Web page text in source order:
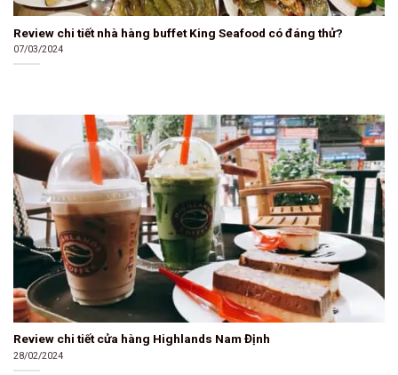
Review chi tiết nhà hàng buffet King Seafood có đáng thử?
07/03/2024
Review chi tiết cửa hàng Highlands Nam Định
28/02/2024